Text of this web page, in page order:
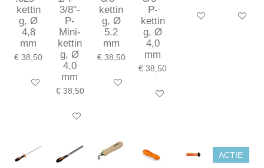
kettin
g, Ø
4,8
mm
€ 38,50
In winkelwagen
3/8"-
P-
Mini-
kettin
g, Ø
4,0
mm
€ 38,50
In winkelwagen
kettin
g, Ø
5.2
mm
€ 38,50
In winkelwagen
P-
kettin
g, Ø
4,0
mm
€ 38,50
In winkelwagen
In winkelwagen
In
ACTIE